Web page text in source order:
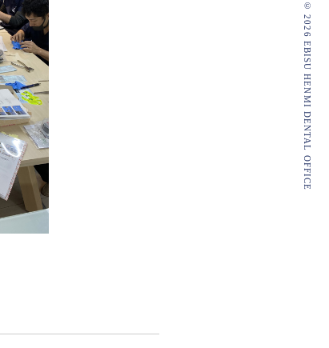
© 2026 EBISU HENMI DENTAL OFFICE